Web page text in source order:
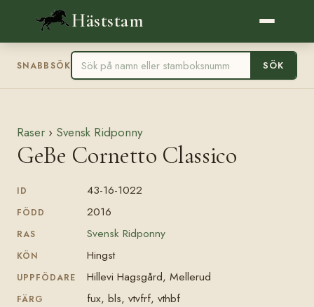
Häststam
SNABBSÖK SÖK
Raser › Svensk Ridponny
GeBe Cornetto Classico
ID 43-16-1022
FÖDD 2016
RAS Svensk Ridponny
KÖN Hingst
UPPFÖDARE Hillevi Hagsgård, Mellerud
FÄRG fux, bls, vtvfrf, vthbf